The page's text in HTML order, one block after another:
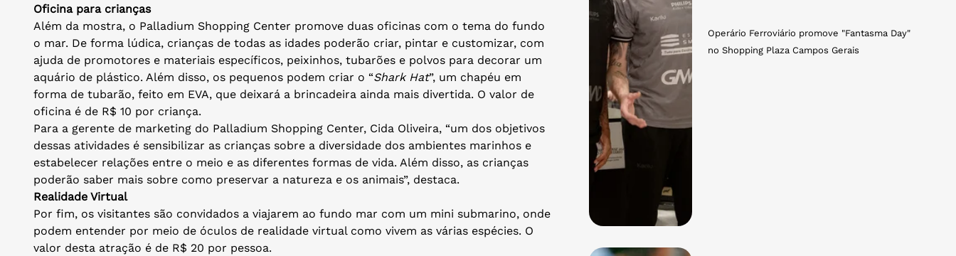
Oficina para crianças
Além da mostra, o Palladium Shopping Center promove duas oficinas com o tema do fundo
o mar. De forma lúdica, crianças de todas as idades poderão criar, pintar e customizar, com
ajuda de promotores e materiais específicos, peixinhos, tubarões e polvos para decorar um
aquário de plástico. Além disso, os pequenos podem criar o “Shark Hat”, um chapéu em
forma de tubarão, feito em EVA, que deixará a brincadeira ainda mais divertida. O valor de
oficina é de R$ 10 por criança.
Para a gerente de marketing do Palladium Shopping Center, Cida Oliveira, “um dos objetivos
dessas atividades é sensibilizar as crianças sobre a diversidade dos ambientes marinhos e
estabelecer relações entre o meio e as diferentes formas de vida. Além disso, as crianças
poderão saber mais sobre como preservar a natureza e os animais”, destaca.
Realidade Virtual
Por fim, os visitantes são convidados a viajarem ao fundo mar com um mini submarino, onde
podem entender por meio de óculos de realidade virtual como vivem as várias espécies. O
valor desta atração é de R$ 20 por pessoa.
Operário Ferroviário promove "Fantasma Day"
no Shopping Plaza Campos Gerais